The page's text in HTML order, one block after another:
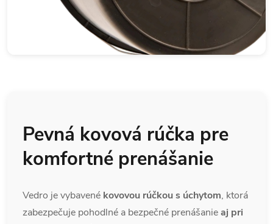
Pevná kovová rúčka pre
komfortné prenášanie
Vedro je vybavené kovovou rúčkou s úchytom, ktorá
zabezpečuje pohodlné a bezpečné prenášanieaj pri